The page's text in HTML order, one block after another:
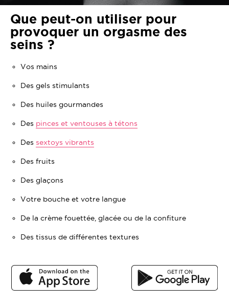
Que peut-on utiliser pour
provoquer un orgasme des
seins ?
Vos mains
Des gels stimulants
Des huiles gourmandes
Des pinces et ventouses à tétons
Des sextoys vibrants
Des fruits
Des glaçons
Votre bouche et votre langue
De la crème fouettée, glacée ou de la confiture
Des tissus de différentes textures